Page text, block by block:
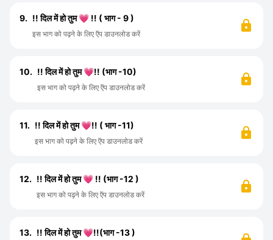
9. !! दिल में हो तुम 💗 !! ( भाग - 9 )
इस भाग को पढ़ने के लिए ऍप डाउनलोड करें
10. !! दिल में हो तुम 💗!! (भाग -10)
इस भाग को पढ़ने के लिए ऍप डाउनलोड करें
11. !! दिल में हो तुम 💗!! ( भाग -11)
इस भाग को पढ़ने के लिए ऍप डाउनलोड करें
12. !! दिल में हो तुम 💗 !! (भाग -12 )
इस भाग को पढ़ने के लिए ऍप डाउनलोड करें
13. !! दिल में हो तुम 💗!!(भाग -13 )